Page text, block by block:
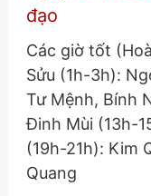
đạo
Các giờ tốt
Sửu (1h-3h):
Tư Mệnh, Bính
Đinh Mùi (13h-
(19h-21h): Kim
Quang